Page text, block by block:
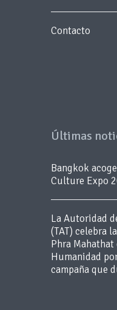
Contacto
Últimas
Bangkok
Culture Expo
La Autoridad
(TAT) celebra
Phra
Humanidad
campaña que